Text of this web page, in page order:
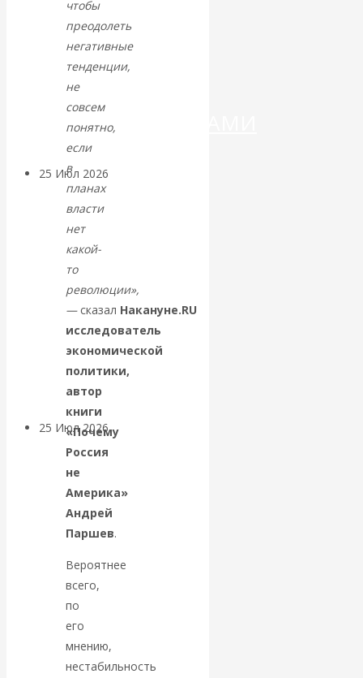
ДЕНЕГ»: КИТАЙ
ВЕДЁТ БОРЬБУ
КРИПТОВАЛЮТАМИ
25 Июл 2026
Валентин
КАтасонов.
Может ли
Америка
покинуть НАТО?
25 Июл 2026Комментарии,
интервью и беседы
«Об этом
молчат»:
экономист
Валентин
Катасонов
чтобы
преодолеть
негативные
тенденции,
не
совсем
понятно,
если
в
планах
власти
нет
какой-
то
революции»,
—сказал Накануне.RU
исследователь
экономической
политики,
автор
книги
«Почему
Россия
не
Америка»
Андрей
Паршев.
Вероятнее
всего,
по
его
мнению,
нестабильность